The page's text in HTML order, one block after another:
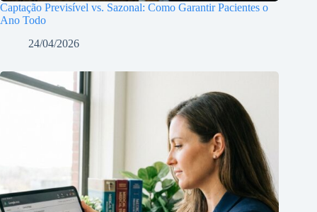
Captação Previsível vs. Sazonal: Como Garantir Pacientes o
Ano Todo
24/04/2026